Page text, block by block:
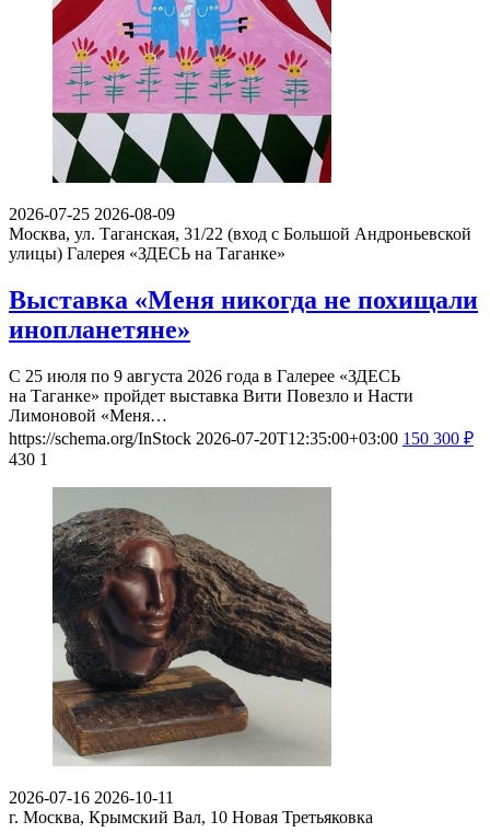
2026-07-25 2026-08-09
Москва, ул. Таганская, 31/22 (вход с Большой Андроньевской
улицы) Галерея «ЗДЕСЬ на Таганке»
Выставка «Меня никогда не похищали
инопланетяне»
С 25 июля по 9 августа 2026 года в Галерее «ЗДЕСЬ
на Таганке» пройдет выставка Вити Повезло и Насти
Лимоновой «Меня…
https://schema.org/InStock 2026-07-20T12:35:00+03:00 150 300 ₽
430 1
2026-07-16 2026-10-11
г. Москва, Крымский Вал, 10 Новая Третьяковка